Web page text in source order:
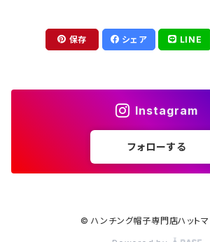
保存 シェア LINE
Instagram
フォローする
© ハンチング帽子専門店ハットマ